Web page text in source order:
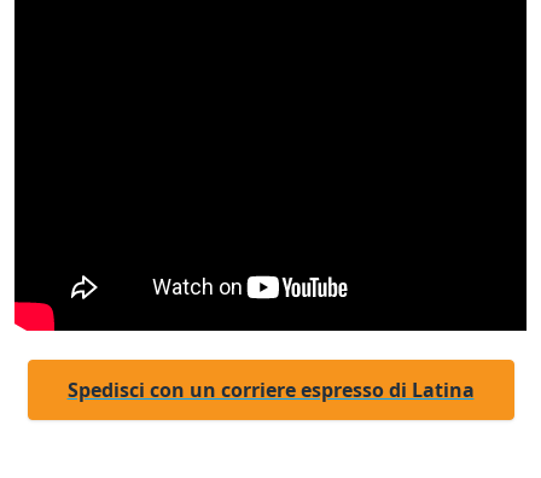
Spedisci con un corriere espresso di Latina